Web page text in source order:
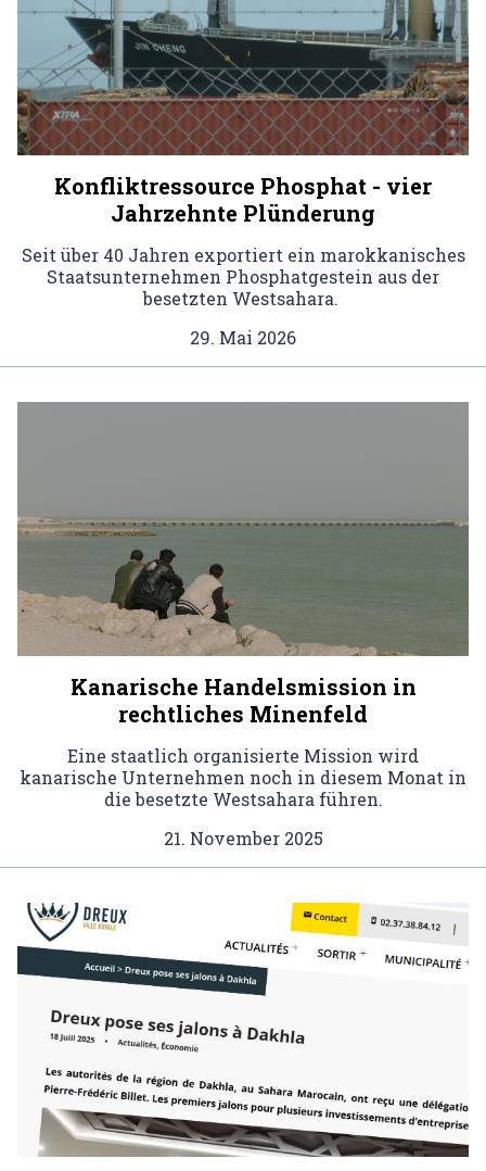
Konfliktressource Phosphat - vier
Jahrzehnte Plünderung
Seit über 40 Jahren exportiert ein marokkanisches
Staatsunternehmen Phosphatgestein aus der
besetzten Westsahara.
29. Mai 2026
Kanarische Handelsmission in
rechtliches Minenfeld
Eine staatlich organisierte Mission wird
kanarische Unternehmen noch in diesem Monat in
die besetzte Westsahara führen.
21. November 2025